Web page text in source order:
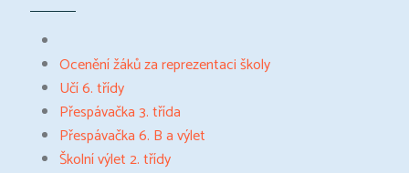
Ocenění žáků za reprezentaci školy
Učí 6. třídy
Přespávačka 3. třída
Přespávačka 6. B a výlet
Školní výlet 2. třídy